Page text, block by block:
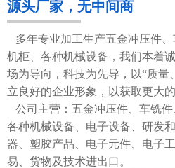
源头厂家，无中间商
多年专业加工生产五金冲压件
机柜、各种机械设备，我们本着
场为导向，科技为先导，以“质量
立良好的企业形象，以获取更大的
公司主营：五金冲压件、车铣件
各种机械设备、电子设备、研发
器、塑胶产品、电子元件、电子
易、货物及技术进出口。